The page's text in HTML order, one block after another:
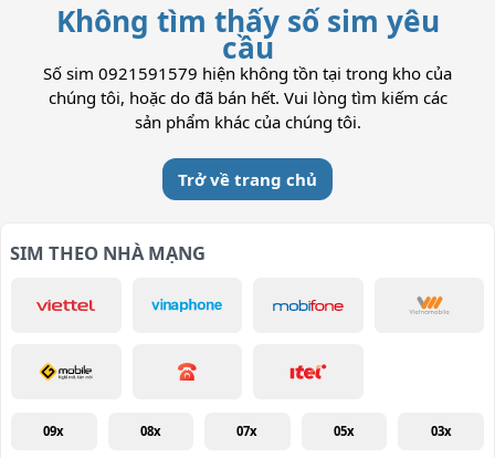
Không tìm thấy số sim yêu
cầu
Số sim 0921591579 hiện không tồn tại trong kho của
chúng tôi, hoặc do đã bán hết. Vui lòng tìm kiếm các
sản phẩm khác của chúng tôi.
Trở về trang chủ
SIM THEO NHÀ MẠNG
09x 08x 07x 05x 03x